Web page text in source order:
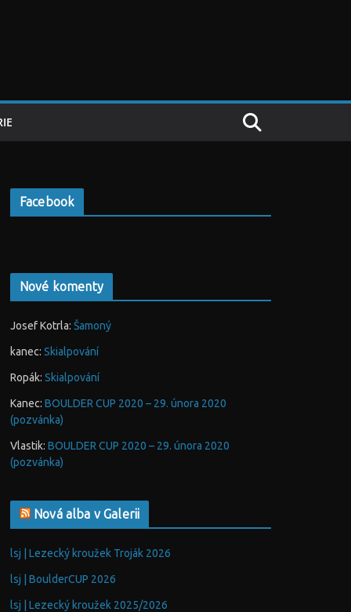
Facebook
Nové komenty
Josef Kotrla: Šamoný
kanec: Skialpování
Ropák: Skialpování
Kanec: BOULDER CUP 2020 – 29. února 2020
(pozvánka)
Vlastik: BOULDER CUP 2020 – 29. února 2020
(pozvánka)
Nová alba v Galerii
lsj | Lezecký kroužek Troják 2026
lsj | BoulderCUP 2026
lsj | Lezecký kroužek 2025/2026